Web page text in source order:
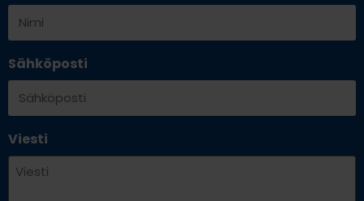
Sähköposti
Viesti